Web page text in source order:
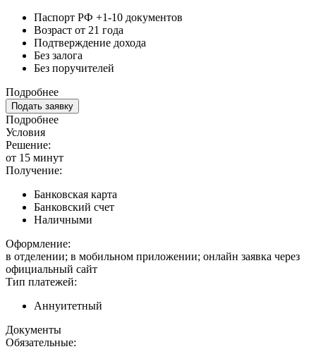
Паспорт РФ +1-10 документов
Возраст от 21 года
Подтверждение дохода
Без залога
Без поручителей
Подробнее
Подать заявку
Подробнее
Условия
Решение:
от 15 минут
Получение:
Банковская карта
Банковский счет
Наличными
Оформление:
в отделении; в мобильном приложении; онлайн заявка через
официальный сайт
Тип платежей:
Аннуитетный
Документы
Обязательные: